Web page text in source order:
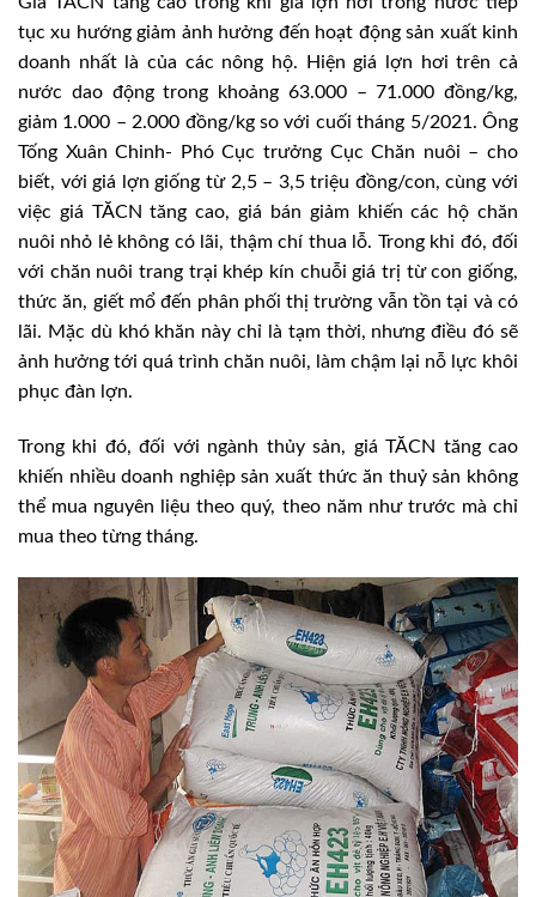
tục xu hướng giảm ảnh hưởng đến hoạt động sản xuất kinh
doanh nhất là của các nông hộ. Hiện giá lợn hơi trên cả
nước dao động trong khoảng 63.000 – 71.000 đồng/kg,
giảm 1.000 – 2.000 đồng/kg so với cuối tháng 5/2021. Ông
Tống Xuân Chinh- Phó Cục trưởng Cục Chăn nuôi – cho
biết, với giá lợn giống từ 2,5 – 3,5 triệu đồng/con, cùng với
việc giá TĂCN tăng cao, giá bán giảm khiến các hộ chăn
nuôi nhỏ lẻ không có lãi, thậm chí thua lỗ. Trong khi đó, đối
với chăn nuôi trang trại khép kín chuỗi giá trị từ con giống,
thức ăn, giết mổ đến phân phối thị trường vẫn tồn tại và có
lãi. Mặc dù khó khăn này chỉ là tạm thời, nhưng điều đó sẽ
ảnh hưởng tới quá trình chăn nuôi, làm chậm lại nỗ lực khôi
phục đàn lợn.
Trong khi đó, đối với ngành thủy sản, giá TĂCN tăng cao
khiến nhiều doanh nghiệp sản xuất thức ăn thuỷ sản không
thể mua nguyên liệu theo quý, theo năm như trước mà chỉ
mua theo từng tháng.